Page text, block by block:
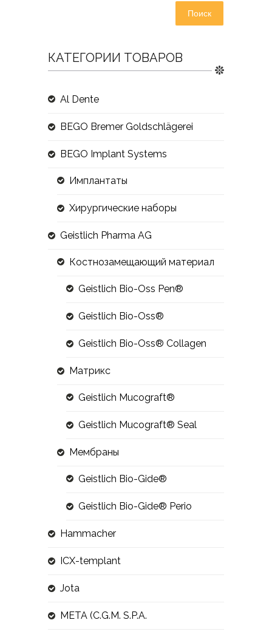
Поиск
КАТЕГОРИИ ТОВАРОВ
Al Dente
BEGO Bremer Goldschlägerei
BEGO Implant Systems
Имплантаты
Хирургические наборы
Geistlich Pharma AG
Костнозамещающий материал
Geistlich Bio-Oss Pen®
Geistlich Bio-Oss®
Geistlich Bio-Oss® Collagen
Матрикс
Geistlich Mucograft®
Geistlich Mucograft® Seal
Мембраны
Geistlich Bio-Gide®
Geistlich Bio-Gide® Perio
Hammacher
ICX-templant
Jota
META (C.G.M. S.P.A.